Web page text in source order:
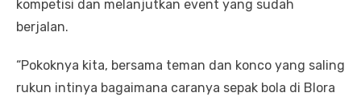
kompetisi dan melanjutkan event yang sudah
berjalan.
“Pokoknya kita, bersama teman dan konco yang saling
rukun intinya bagaimana caranya sepak bola di Blora